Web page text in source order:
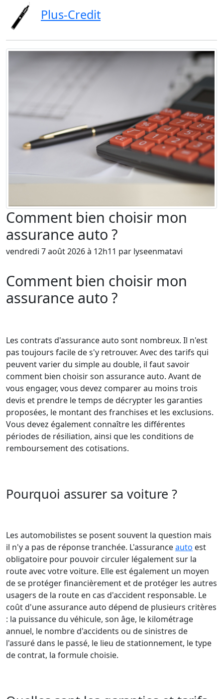
Plus-Credit
Comment bien choisir mon
assurance auto ?
vendredi 7 août 2026 à 12h11 par lyseenmatavi
Comment bien choisir mon
assurance auto ?
Les contrats d'assurance auto sont nombreux. Il n'est
pas toujours facile de s'y retrouver. Avec des tarifs qui
peuvent varier du simple au double, il faut savoir
comment bien choisir son assurance auto. Avant de
vous engager, vous devez comparer au moins trois
devis et prendre le temps de décrypter les garanties
proposées, le montant des franchises et les exclusions.
Vous devez également connaître les différentes
périodes de résiliation, ainsi que les conditions de
remboursement des cotisations.
Pourquoi assurer sa voiture ?
Les automobilistes se posent souvent la question mais
il n'y a pas de réponse tranchée. L'assuranceauto est
obligatoire pour pouvoir circuler légalement sur la
route avec votre voiture. Elle est également un moyen
de se protéger financièrement et de protéger les autres
usagers de la route en cas d'accident responsable. Le
coût d'une assurance auto dépend de plusieurs critères
: la puissance du véhicule, son âge, le kilométrage
annuel, le nombre d'accidents ou de sinistres de
l'assuré dans le passé, le lieu de stationnement, le type
de contrat, la formule choisie.